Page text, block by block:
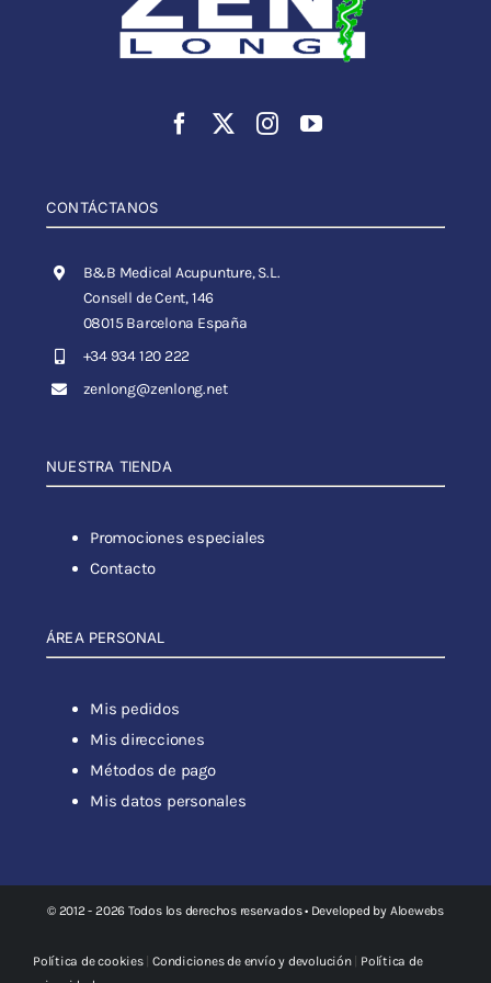
CONTÁCTANOS
B&B Medical Acupunture, S.L.
Consell de Cent, 146
08015 Barcelona España
+34 934 120 222
zenlong@zenlong.net
NUESTRA TIENDA
Promociones especiales
Contacto
ÁREA PERSONAL
Mis pedidos
Mis direcciones
Métodos de pago
Mis datos personales
© 2012 - 2026 Todos los derechos reservados • Developed by Aloewebs
Política de cookies|Condiciones de envío y devolución| Política de